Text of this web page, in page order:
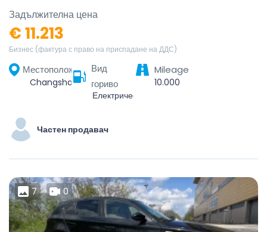
Задължителна цена
€ 11.213
Бизнес (фактура с право на приспадане на ДДС)
Местоположение
Changsha, Furong District, Changsha, Hunan, 410005, China
Вид
гориво
Електрически
Mileage
10.000
Частен продавач
7 0